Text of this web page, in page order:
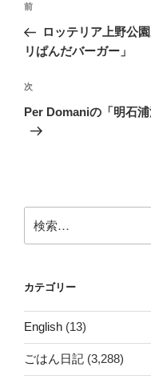
ナ
ゲ
ー
シ
前
の
投
前
ロッテリア上野公
リぱんだバーガー」
次
の
次
Per Domaniの「明石浦
索:
カテゴリー
English (13)
ごはん日記 (3,288)